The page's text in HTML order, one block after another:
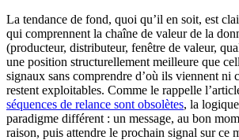
La tendance de fond, quoi qu’il en soit, est
qui comprennent la chaîne de valeur de la
(producteur, distributeur, fenêtre de valeur,
une position structurellement meilleure que
signaux sans comprendre d’où ils viennent ni
restent exploitables. Comme le rappelle
séquences de relance sont obsolètes, la
paradigme différent : un message, au bon
raison, puis attendre le prochain signal sur ce